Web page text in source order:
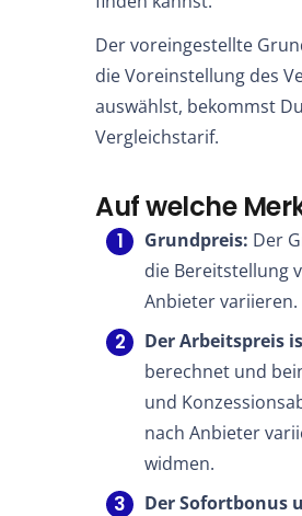
Der voreingestellte
die Voreinstellung des
auswählst, bekommst
Vergleichstarif.
Auf welche
Grundpreis: Der
die Bereitstellung
Anbieter variieren.
Der Arbeitspreis
berechnet und
und
nach Anbieter
widmen.
Der Sofortbonus